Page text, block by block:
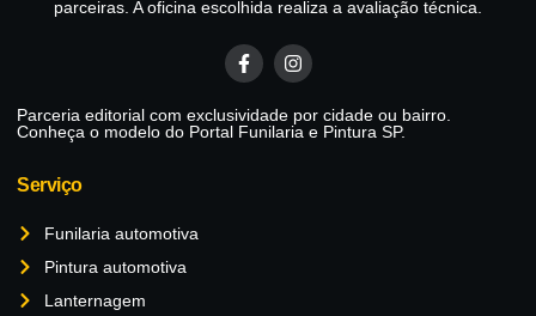
parceiras. A oficina escolhida realiza a avaliação técnica.
Parceria editorial com exclusividade por cidade ou bairro.
Conheça o modelo do Portal Funilaria e Pintura SP.
Serviço
Funilaria automotiva
Pintura automotiva
Lanternagem